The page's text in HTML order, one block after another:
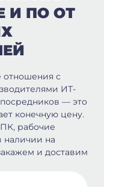
И ПО ОТ
отношения с
ИТ-
— это
конечную цену.
рабочие
наличии на
и доставим